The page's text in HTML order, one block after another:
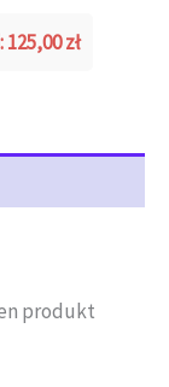
125,00zł
produkt